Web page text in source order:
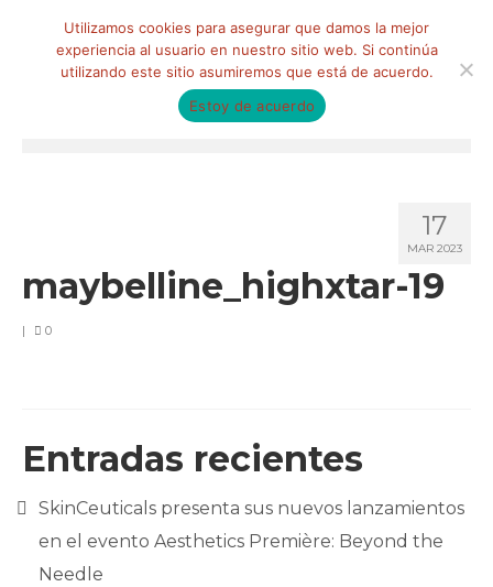
Qué hacemos
BLOG
CONTACTO
17
MAR 2023
maybelline_highxtar-19
| 0
Entradas recientes
SkinCeuticals presenta sus nuevos lanzamientos
en el evento Aesthetics Première: Beyond the
Needle
Utilizamos cookies para asegurar que damos la mejor
experiencia al usuario en nuestro sitio web. Si continúa
utilizando este sitio asumiremos que está de acuerdo.
Estoy de acuerdo